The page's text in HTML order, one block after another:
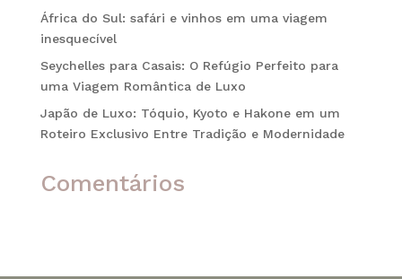
África do Sul: safári e vinhos em uma viagem
inesquecível
Seychelles para Casais: O Refúgio Perfeito para
uma Viagem Romântica de Luxo
Japão de Luxo: Tóquio, Kyoto e Hakone em um
Roteiro Exclusivo Entre Tradição e Modernidade
Comentários